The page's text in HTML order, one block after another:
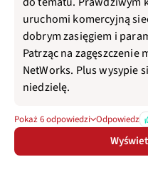
uruchomi komercyjną
dobrym zasięgiem i
Patrząc na zagęszczenie
NetWorks. Plus wysypie
niedzielę.
Pokaż 6 odpowiedzi Odpowiedz